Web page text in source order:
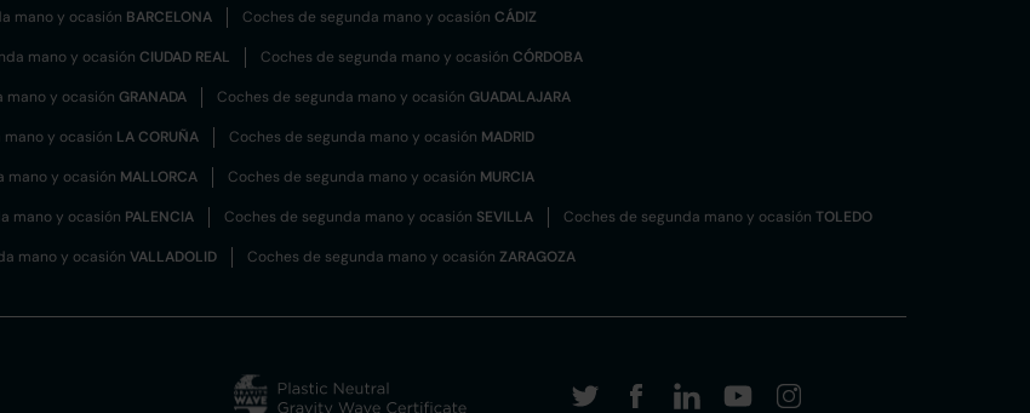
mano y ocasión BARCELONA Coches de segunda mano y ocasión CÁDIZ
mano y ocasión CIUDAD REAL Coches de segunda mano y ocasión CÓRDOBA
mano y ocasión GRANADA Coches de segunda mano y ocasión GUADALAJARA
y ocasión LA CORUÑA Coches de segunda mano y ocasión MADRID
mano y ocasión MALLORCA Coches de segunda mano y ocasión MURCIA
mano y ocasión PALENCIA Coches de segunda mano y ocasión SEVILLA Coches de segunda mano y ocasión TOLEDO
mano y ocasión VALLADOLID Coches de segunda mano y ocasión ZARAGOZA